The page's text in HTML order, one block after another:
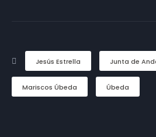
Jesús Estrella Junta de
Mariscos Úbeda Úbeda